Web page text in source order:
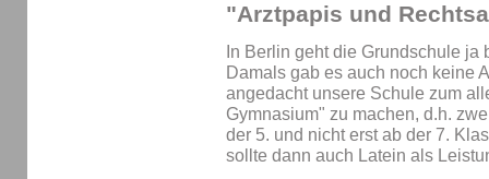
"Arztpapis und
In Berlin geht die Grundschule
Damals gab es auch noch keine
angedacht unsere Schule zum
Gymnasium" zu machen, d.h.
der 5. und nicht erst ab der 7.
sollte dann auch Latein als